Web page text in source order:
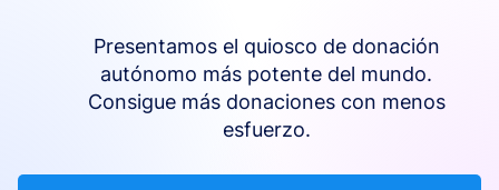
Presentamos el quiosco de donación
autónomo más potente del mundo.
Consigue más donaciones con menos
esfuerzo.